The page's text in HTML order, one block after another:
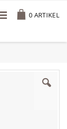
0 ARTIKEL